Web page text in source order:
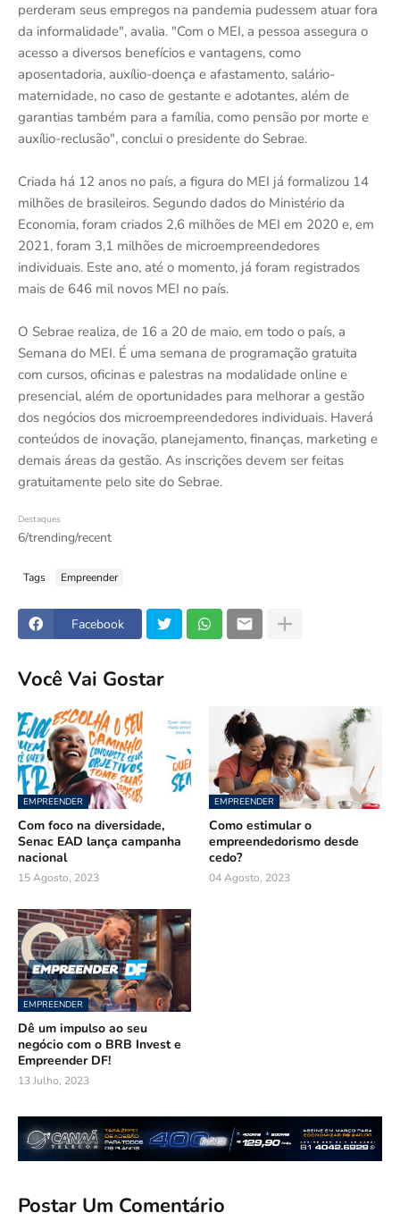
perderam seus empregos na pandemia pudessem atuar fora
da informalidade", avalia. "Com o MEI, a pessoa assegura o
acesso a diversos benefícios e vantagens, como
aposentadoria, auxílio-doença e afastamento, salário-
maternidade, no caso de gestante e adotantes, além de
garantias também para a família, como pensão por morte e
auxílio-reclusão", conclui o presidente do Sebrae.
Criada há 12 anos no país, a figura do MEI já formalizou 14
milhões de brasileiros. Segundo dados do Ministério da
Economia, foram criados 2,6 milhões de MEI em 2020 e, em
2021, foram 3,1 milhões de microempreendedores
individuais. Este ano, até o momento, já foram registrados
mais de 646 mil novos MEI no país.
O Sebrae realiza, de 16 a 20 de maio, em todo o país, a
Semana do MEI. É uma semana de programação gratuita
com cursos, oficinas e palestras na modalidade online e
presencial, além de oportunidades para melhorar a gestão
dos negócios dos microempreendedores individuais. Haverá
conteúdos de inovação, planejamento, finanças, marketing e
demais áreas da gestão. As inscrições devem ser feitas
gratuitamente pelo site do Sebrae.
Destaques
6/trending/recent
Tags Empreender
Facebook
Você Vai Gostar
EMPREENDER
Com foco na diversidade,
Senac EAD lança campanha
nacional
15 Agosto, 2023
EMPREENDER
Como estimular o
empreendedorismo desde
cedo?
04 Agosto, 2023
EMPREENDER
Dê um impulso ao seu
negócio com o BRB Invest e
Empreender DF!
13 Julho, 2023
Postar Um Comentário